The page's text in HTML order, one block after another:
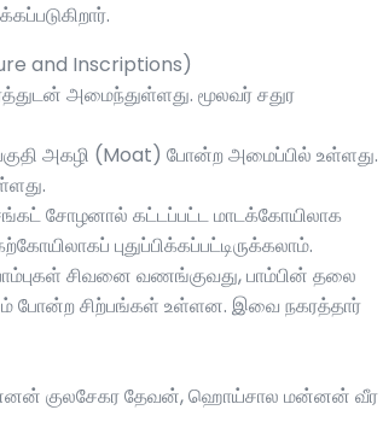
and Inscriptions)
அமைந்துள்ளது. மூலவர் சதுர
அகழி (Moat) போன்ற அமைப்பில் உள்ளது.
சோழனால் கட்டப்பட்ட மாடக்கோயிலாக
புதுப்பிக்கப்பட்டிருக்கலாம்.
சிவனை வணங்குவது, பாம்பின் தலை
போன்ற சிற்பங்கள் உள்ளன. இவை நகரத்தார்
குலசேகர தேவன், ஹொய்சால மன்னன் வீர